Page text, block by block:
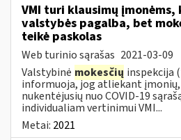
VMI turi klausimų įmonėms,
valstybės pagalba, bet
teikė paskolas
Web turinio sąrašas 2021-03-09
Valstybinė mokesčių inspekcija
informuoja, jog atliekant
nukentėjusių nuo COVID-19
individualiam vertinimui VMI...
Metai: 2021